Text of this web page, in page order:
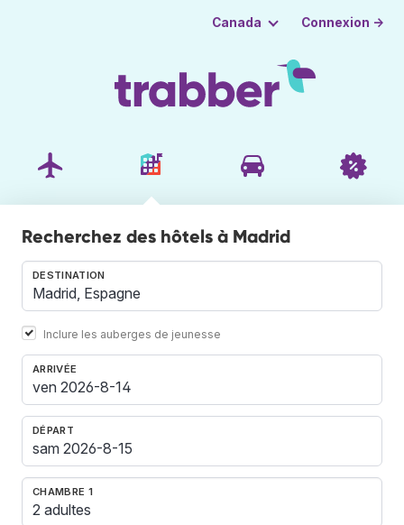
Canada Connexion →
Recherchez des hôtels à Madrid
DESTINATION
Inclure les auberges de jeunesse
ARRIVÉE
DÉPART
CHAMBRE 1
2 adultes